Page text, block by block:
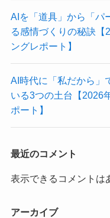
AIを「道具」から「パ
る感情づくりの秘訣【
ングレポート】
AI時代に「私だから」
いる3つの土台【2026
ポート】
最近のコメント
表示できるコメントは
アーカイブ